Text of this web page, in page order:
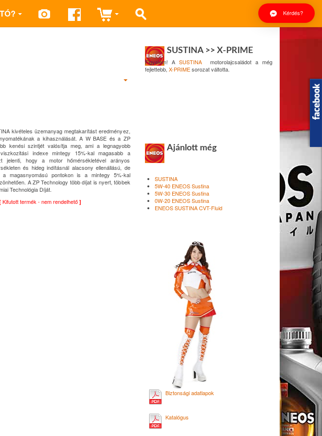
Kérdés?
kivételes üzemanyag megtakarítást eredményez,
a kihasználását. A W BASE és a ZP
kenési szintjét valósítja meg, ami a legnagyobb
indexe mintegy 15%-kal magasabb a
jelenti, hogy a motor hőmérsékletével arányos
és hideg indításnál alacsony ellenállású, de
a magasnyomású pontokon is a mintegy 5%-kal
A ZP Technology több díjat is nyert, többek
Technológia Díját.
Kifutott termék - nem rendelhető ]
SUSTINA >> X-PRIME
Figyelem! A SUSTINA motorolajcsaládot a még
fejlettebb, X-PRIMEsorozat váltotta.
Ajánlott még
SUSTINA
5W-40 ENEOS Sustina
5W-30 ENEOS Sustina
0W-20 ENEOS Sustina
ENEOS SUSTINA CVT-Fluid
Biztonsági adatlapok
Katalógus